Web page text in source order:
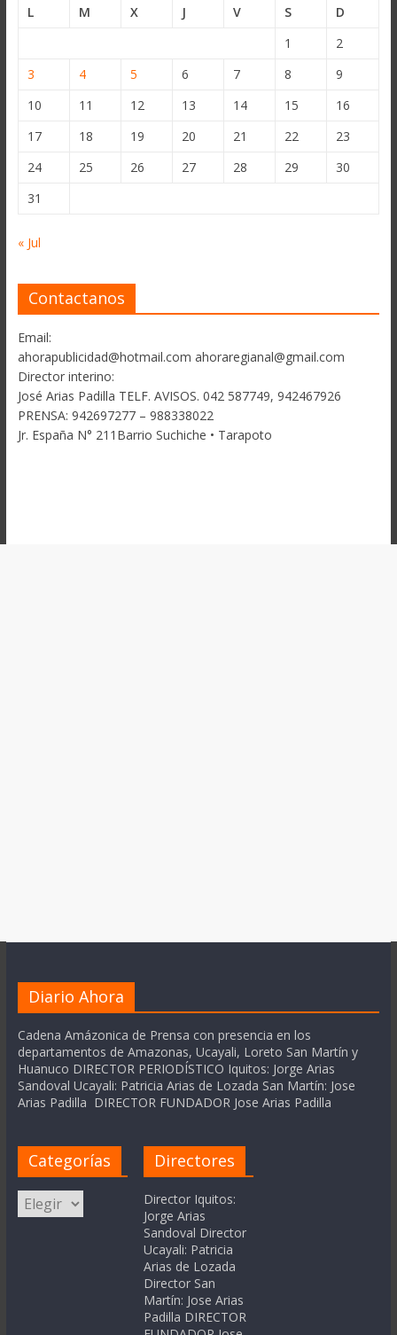
L
M X J V S
D
1
2
3
4 5 6 7 8
9
10
11 12 13 14 15
16
17
18 19 20 21 22
23
24
25 26 27 28 29
30
31
« Jul
Contactanos
Email:
ahorapublicidad@hotmail.com ahoraregianal@gmail.com
Director interino:
José Arias Padilla TELF. AVISOS. 042 587749, 942467926
PRENSA: 942697277 – 988338022
Jr. España N° 211Barrio Suchiche • Tarapoto
Diario Ahora
Cadena Amázonica de Prensa con presencia en los
departamentos de Amazonas, Ucayali, Loreto San Martín y
Huanuco DIRECTOR PERIODÍSTICO Iquitos: Jorge Arias
Sandoval Ucayali: Patricia Arias de Lozada San Martín: Jose
Arias Padilla DIRECTOR FUNDADOR Jose Arias Padilla
Categorías
Categorías
Directores
Director Iquitos:
Jorge Arias
Sandoval Director
Ucayali: Patricia
Arias de Lozada
Director San
Martín: Jose Arias
Padilla DIRECTOR